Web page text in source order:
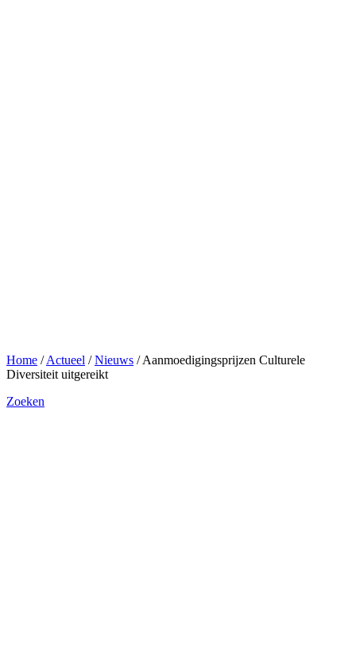
Home /Actueel /Nieuws /Aanmoedigingsprijzen Culturele
Diversiteit uitgereikt
Zoeken